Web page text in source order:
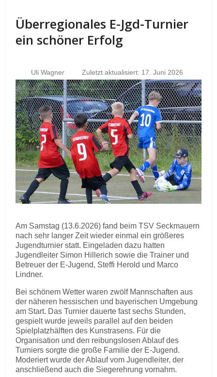
Überregionales E-Jgd-Turnier
ein schöner Erfolg
Uli Wagner Zuletzt aktualisiert: 17. Juni 2026
Am Samstag (13.6.2026) fand beim TSV Seckmauern
nach sehr langer Zeit wieder einmal ein größeres
Jugendturnier statt. Eingeladen dazu hatten
Jugendleiter Simon Hillerich sowie die Trainer und
Betreuer der E-Jugend, Steffi Herold und Marco
Lindner.
Bei schönem Wetter waren zwölf Mannschaften aus
der näheren hessischen und bayerischen Umgebung
am Start. Das Turnier dauerte fast sechs Stunden,
gespielt wurde jeweils parallel auf den beiden
Spielplatzhälften des Kunstrasens. Für die
Organisation und den reibungslosen Ablauf des
Turniers sorgte die große Familie der E-Jugend.
Moderiert wurde der Ablauf vom Jugendleiter, der
anschließend auch die Siegerehrung vornahm.